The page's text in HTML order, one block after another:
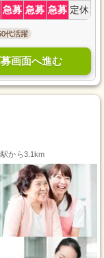
急募 急募 急募 定休
代活躍
画面へ進む
から3.1km